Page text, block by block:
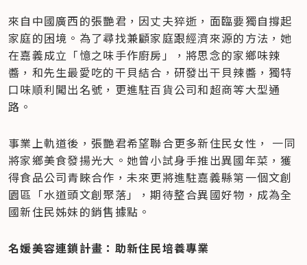
來自中國廣西的張艷君，因丈夫猝逝，面臨要獨自撐起
家庭的困境。為了尋找兼顧家庭跟經濟來源的方法，她
在嘉義成立「憶之味手作廚房」，將思念的家鄉味辣
醬，和先生最愛吃的干貝結合，研發出干貝辣醬，獨特
口味順利闖出名號，更進駐百貨公司和超商等大型通
路。
事業上軌道後，張艷君希望聯合更多新住民女性， 一同
將家鄉美食發揚光大。她曾小試身手推出異國年菜，獲
得食品公司青睞合作，未來更將進駐嘉義縣第一個文創
園區「水道頭文創聚落」，期待整合異國好物，成為全
國新住民姊妹的銷售據點。
名媛美容連鎖計畫：助新住民培養專業